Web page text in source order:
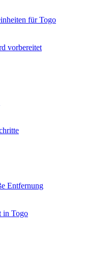
für Togo
vorbereitet
Entfernung
in Togo